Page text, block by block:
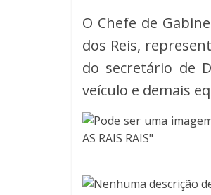
O Chefe de
dos Reis,
do secretário de
veículo e demais